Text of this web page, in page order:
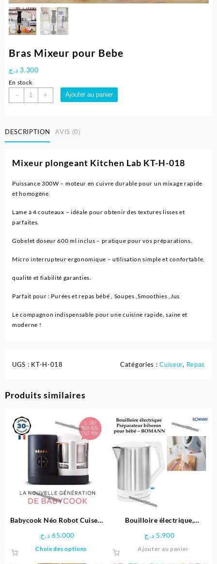
Bras Mixeur pour Bebe
3.300 د.ج
En stock
-
quantité
de
pour
Bebe
+ Ajouter au panier
DESCRIPTION AVIS (0)
Mixeur plongeant Kitchen Lab KT-H-018
Puissance 300W – moteur en cuivre durable pour un mixage rapide
et homogène.
Lame à 4 couteaux – idéale pour obtenir des textures lisses et
parfaites.
Gobelet doseur 600 ml inclus – pratique pour vos préparations.
Micro interrupteur ergonomique – utilisation simple et confortable.
qualité et fiabilité garanties.
Parfait pour : Purées et repas bébé , Soupes ,Smoothies ,Jus
Le compagnon indispensable pour une cuisine rapide, saine et
moderne !
UGS : KT-H-018 Catégories :Cuiseur, Repas
Produits similaires
Babycook Néo Robot Cuiseur
Béaba
65.000 د.ج
Choix des options
Bouilloire électrique,
bébé – BOMANN
5.900 د.ج
Ajouter au panier